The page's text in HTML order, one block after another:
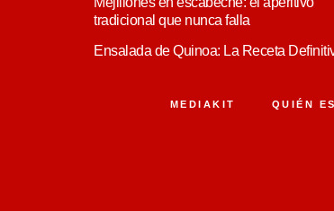
tradicional que nunca falla
Ensalada de Quinoa: La Receta
MEDIAKIT QUIÉN